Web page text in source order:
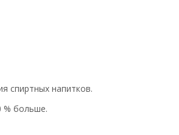
спиртных напитков.
% больше.